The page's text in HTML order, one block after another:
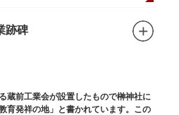
跡碑
蔵前工業会が設置したもので榊神社に
育発祥の地」と書かれています。この